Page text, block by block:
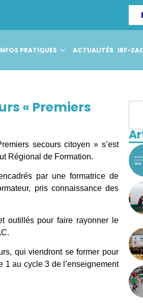
PRATIQUES ACTUALITÉS IRF-
« Premiers
secours citoyen » s’est
Régional de Formation.
par une formatrice de
pris connaissance des
outillés pour faire rayonner le
qui viendront se former pour
au cycle 3 de l’enseignement